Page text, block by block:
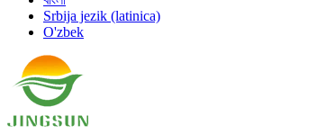
Srbija jezik (latinica)
O'zbek